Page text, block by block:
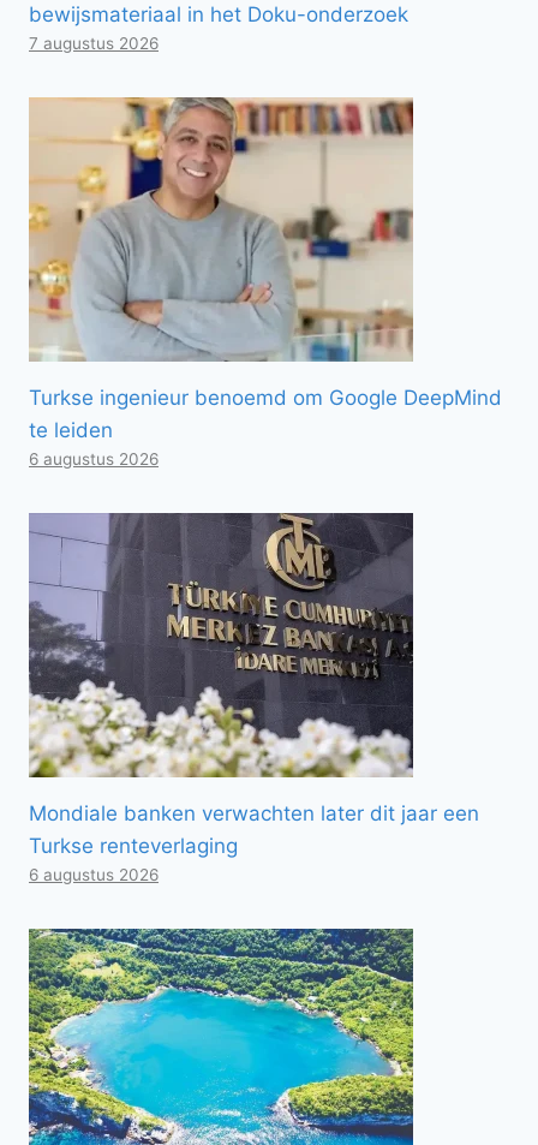
bewijsmateriaal in het Doku-onderzoek
7 augustus 2026
Turkse ingenieur benoemd om Google DeepMind
te leiden
6 augustus 2026
Mondiale banken verwachten later dit jaar een
Turkse renteverlaging
6 augustus 2026